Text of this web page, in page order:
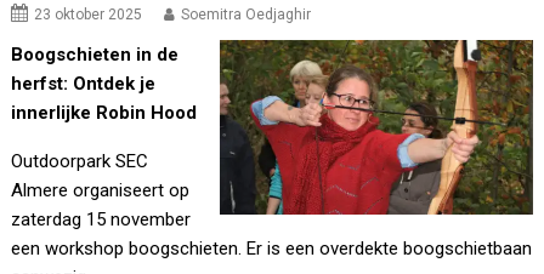
23 oktober 2025 Soemitra Oedjaghir
Boogschieten in de
herfst: Ontdek je
innerlijke Robin Hood
Outdoorpark SEC
Almere organiseert op
zaterdag 15 november
een workshop boogschieten. Er is een overdekte boogschietbaan